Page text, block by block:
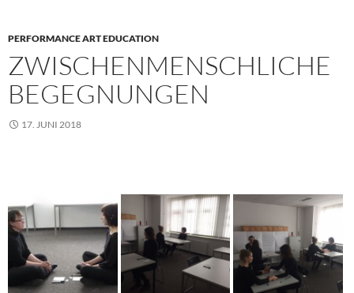
PERFORMANCE ART EDUCATION
ZWISCHENMENSCHLICHE
BEGEGNUNGEN
17. JUNI 2018